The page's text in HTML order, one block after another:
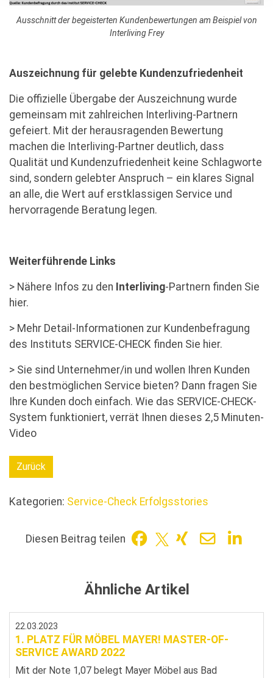
Ausschnitt der begeisterten Kundenbewertungen am Beispiel von
Interliving Frey
Auszeichnung für gelebte Kundenzufriedenheit
Die offizielle Übergabe der Auszeichnung wurde
gemeinsam mit zahlreichen Interliving-Partnern
gefeiert. Mit der herausragenden Bewertung
machen die Interliving-Partner deutlich, dass
Qualität und Kundenzufriedenheit keine Schlagworte
sind, sondern gelebter Anspruch – ein klares Signal
an alle, die Wert auf erstklassigen Service und
hervorragende Beratung legen.
Weiterführende Links
> Nähere Infos zu den Interliving-Partnern finden Sie
hier.
> Mehr Detail-Informationen zur Kundenbefragung
des Instituts SERVICE-CHECK finden Sie hier.
> Sie sind Unternehmer/in und wollen Ihren Kunden
den bestmöglichen Service bieten? Dann fragen Sie
Ihre Kunden doch einfach. Wie das SERVICE-CHECK-
System funktioniert, verrät Ihnen dieses 2,5 Minuten-
Video
Zurück
Kategorien: Service-Check Erfolgsstories
Diesen Beitrag teilen
Ähnliche Artikel
22.03.2023
1. PLATZ FÜR MÖBEL MAYER! MASTER-OF-
SERVICE AWARD 2022
Mit der Note 1,07 belegt Mayer Möbel aus Bad